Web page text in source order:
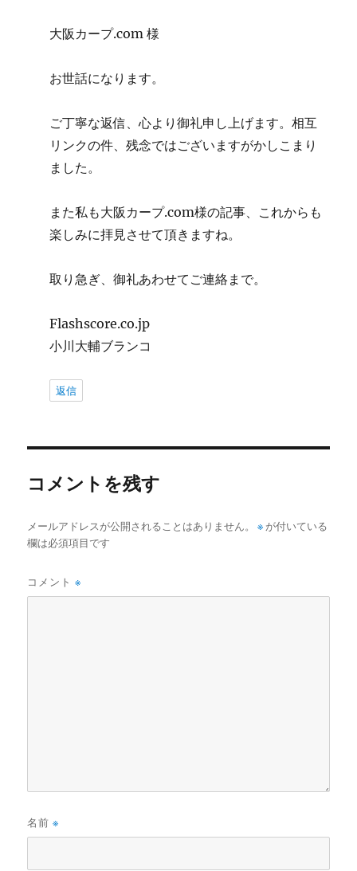
大阪カープ.com 様
お世話になります。
ご丁寧な返信、心より御礼申し上げます。相互
リンクの件、残念ではございますがかしこまり
ました。
また私も大阪カープ.com様の記事、これからも
楽しみに拝見させて頂きますね。
取り急ぎ、御礼あわせてご連絡まで。
Flashscore.co.jp
小川大輔ブランコ
返信
コメントを残す
メールアドレスが公開されることはありません。 ※ が付いている
欄は必須項目です
コメント※
名前※